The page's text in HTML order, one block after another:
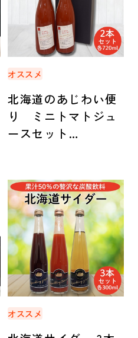
オススメ
北海道のあじわい便
り ミニトマトジュ
ースセット
オススメ